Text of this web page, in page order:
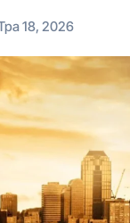
18, 2026